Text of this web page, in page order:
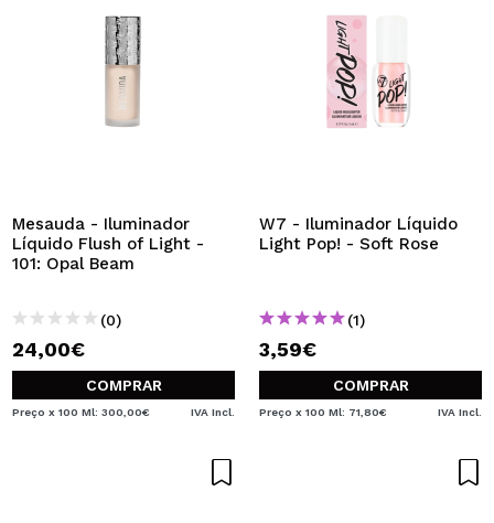
Mesauda - Iluminador
Líquido Flush of Light -
101: Opal Beam
(0)
24,00€
COMPRAR
Preço x 100 Ml: 300,00€ IVA Incl.
W7 - Iluminador Líquido
Light Pop! - Soft Rose
(1)
3,59€
COMPRAR
Preço x 100 Ml: 71,80€ IVA Incl.